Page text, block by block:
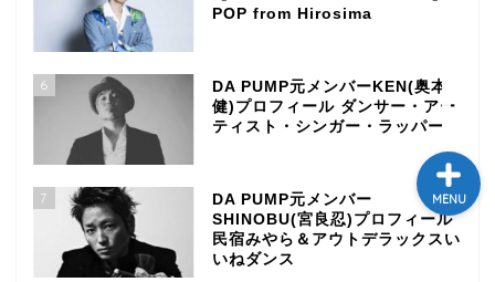
POP from Hirosima
6
DA PUMP元メンバーKEN(奥本
健)プロフィール ダンサー・アー
ティスト・シンガー・ラッパー
7
DA PUMP元メンバー
SHINOBU(宮良忍)プロフィール
民宿みやら＆アウトデラックスい
いねダンス
MENU